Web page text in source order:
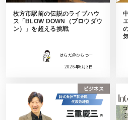
枚方市駅前の伝説のライブハウ
ス「BLOW DOWN（ブロウダウ
ン）」を超える挑戦
はらだ＠ひらつー
2026年6月3日
ビジネス